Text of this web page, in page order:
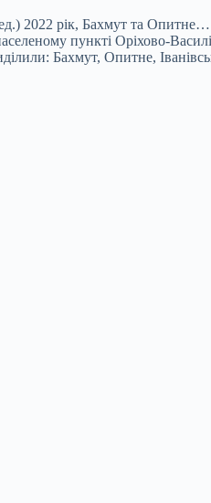
2022 рік, Бахмут та
пункті Оріхово-
Бахмут, Опитне,